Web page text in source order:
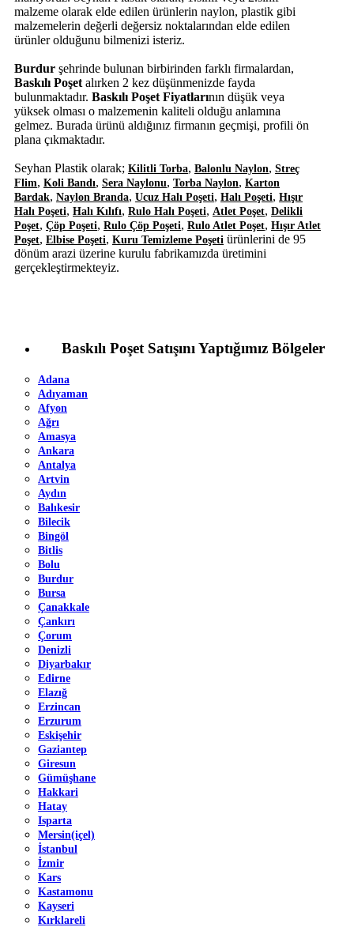
malzeme olarak elde edilen ürünlerin naylon, plastik gibi
malzemelerin değerli değersiz noktalarından elde edilen
ürünler olduğunu bilmenizi isteriz.
Burdur şehrinde bulunan birbirinden farklı firmalardan,
Baskılı Poşet alırken 2 kez düşünmenizde fayda
bulunmaktadır. Baskılı Poşet Fiyatlarının düşük veya
yüksek olması o malzemenin kaliteli olduğu anlamına
gelmez. Burada ürünü aldığınız firmanın geçmişi, profili ön
plana çıkmaktadır.
Seyhan Plastik olarak; Kilitli Torba, Balonlu Naylon, Streç
Flim, Koli Bandı, Sera Naylonu, Torba Naylon, Karton
Bardak, Naylon Branda, Ucuz Halı Poşeti, Halı Poşeti, Hışır
Halı Poşeti, Halı Kılıfı, Rulo Halı Poşeti, Atlet Poşet, Delikli
Poşet, Çöp Poşeti, Rulo Çöp Poşeti, Rulo Atlet Poşet, Hışır Atlet
Poşet, Elbise Poşeti, Kuru Temizleme Poşeti ürünlerini de 95
dönüm arazi üzerine kurulu fabrikamızda üretimini
gerçekleştirmekteyiz.
Baskılı Poşet Satışını Yaptığımız Bölgeler
Adana
Adıyaman
Afyon
Ağrı
Amasya
Ankara
Antalya
Artvin
Aydın
Balıkesir
Bilecik
Bingöl
Bitlis
Bolu
Burdur
Bursa
Çanakkale
Çankırı
Çorum
Denizli
Diyarbakır
Edirne
Elazığ
Erzincan
Erzurum
Eskişehir
Gaziantep
Giresun
Gümüşhane
Hakkari
Hatay
Isparta
Mersin(içel)
İstanbul
İzmir
Kars
Kastamonu
Kayseri
Kırklareli